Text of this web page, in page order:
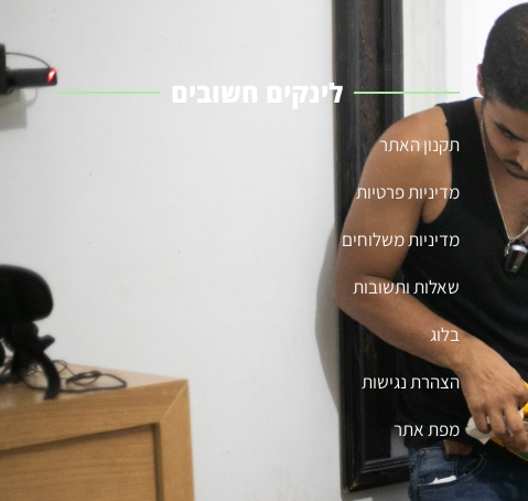
לינקים חשובים
תקנון האתר
מדיניות פרטיות
מדיניות משלוחים
שאלות ותשובות
בלוג
הצהרת נגישות
מפת אתר